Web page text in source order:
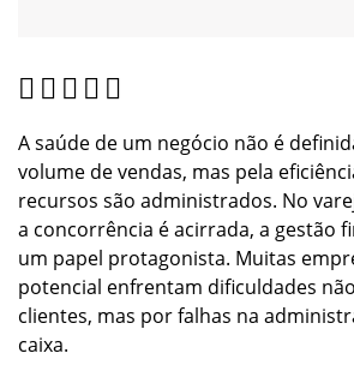
A saúde de um negócio não é
volume de vendas, mas pela
recursos são administrados. No
a concorrência é acirrada, a gestão
um papel protagonista. Muitas
potencial enfrentam dificuldades
clientes, mas por falhas na
caixa.